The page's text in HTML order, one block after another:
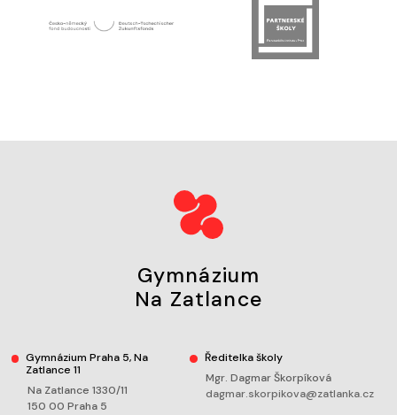
Gymnázium
Na Zatlance
Gymnázium Praha 5, Na
Zatlance 11
Na Zatlance 1330/11
150 00 Praha 5
Ředitelka školy
Mgr. Dagmar Škorpíková
dagmar.skorpikova@zatlanka.cz